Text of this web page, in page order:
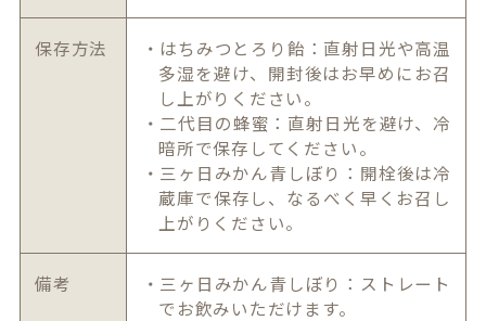
保存方法
・はちみつとろり飴：直射日光や高温
多湿を避け、開封後はお早めにお召
し上がりください。
・二代目の蜂蜜：直射日光を避け、冷
暗所で保存してください。
・三ヶ日みかん青しぼり：開栓後は冷
蔵庫で保存し、なるべく早くお召し
上がりください。
備考
・三ヶ日みかん青しぼり：ストレート
でお飲みいただけます。